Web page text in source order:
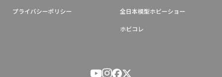
プライバシーポリシー 全日本模型ホビーショー
ホビコレ